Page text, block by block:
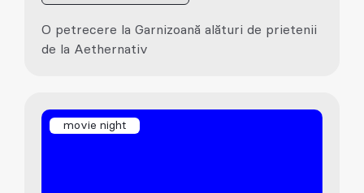
O petrecere la Garnizoană alături de prietenii
de la Aethernativ
movie night